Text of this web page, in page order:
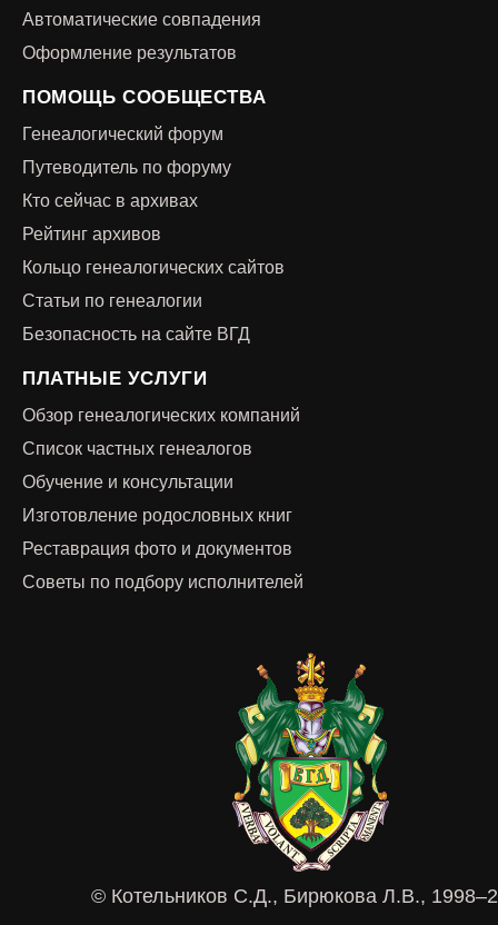
Автоматические совпадения
Оформление результатов
ПОМОЩЬ СООБЩЕСТВА
Генеалогический форум
Путеводитель по форуму
Кто сейчас в архивах
Рейтинг архивов
Кольцо генеалогических сайтов
Статьи по генеалогии
Безопасность на сайте ВГД
ПЛАТНЫЕ УСЛУГИ
Обзор генеалогических компаний
Список частных генеалогов
Обучение и консультации
Изготовление родословных книг
Реставрация фото и документов
Советы по подбору исполнителей
© Котельников С.Д., Бирюкова Л.В.,